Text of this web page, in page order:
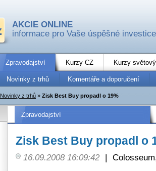
AKCIE ONLINE
informace pro Vaše úspěšné investice
Zpravodajství Kurzy CZ Kurzy
Novinky z trhů Komentáře a doporučení
Novinky z trhů » Zisk Best Buy propadl o 19%
Zpravodajství
Zisk Best Buy propadl o
16.09.2008 16:09:42 |